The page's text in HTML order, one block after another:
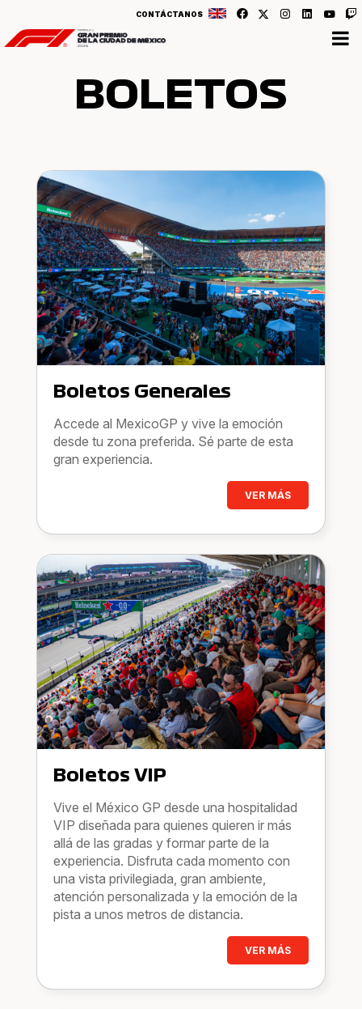
CONTÁCTANOS
BOLETOS
Boletos Generales
Accede al MexicoGP y vive la emoción
desde tu zona preferida. Sé parte de esta
gran experiencia.
VER MÁS
Boletos VIP
Vive el México GP desde una hospitalidad
VIP diseñada para quienes quieren ir más
allá de las gradas y formar parte de la
experiencia. Disfruta cada momento con
una vista privilegiada, gran ambiente,
atención personalizada y la emoción de la
pista a unos metros de distancia.
VER MÁS